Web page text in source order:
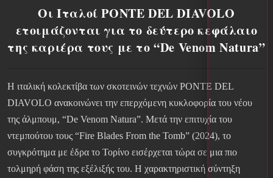
Οι Ιταλοί PONTE DEL DIAVOLO
ετοιμάζονται για το δεύτερο κεφάλαιο
της καριέρα τους με το “De Venom Natura”
Η ιταλική κολεκτίβα των σκοτεινών τεχνών PONTE DEL
DIAVOLO ανακοινώνει την επερχόμενη κυκλοφορία του νέου
της άλμπουμ, “De Venom Natura”. Μετά την επιτυχία του
ντεμπούτου τους “Fire Blades From the Tomb” (2024), το
συγκρότημα με έδρα το Τορίνο εισέρχεται τώρα σε μια πιο
τολμηρή φάση της εξέλιξής του. Η χαρακτηριστική σύντηξη